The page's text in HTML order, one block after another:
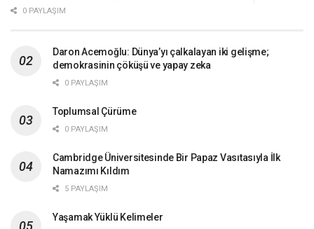
0 PAYLAŞIM
Daron Acemoğlu: Dünya’yı çalkalayan iki gelişme;
demokrasinin çöküşü ve yapay zeka
0 PAYLAŞIM
Toplumsal Çürüme
0 PAYLAŞIM
Cambridge Üniversitesinde Bir Papaz Vasıtasıyla İlk
Namazımı Kıldım
5 PAYLAŞIM
Yaşamak Yüklü Kelimeler